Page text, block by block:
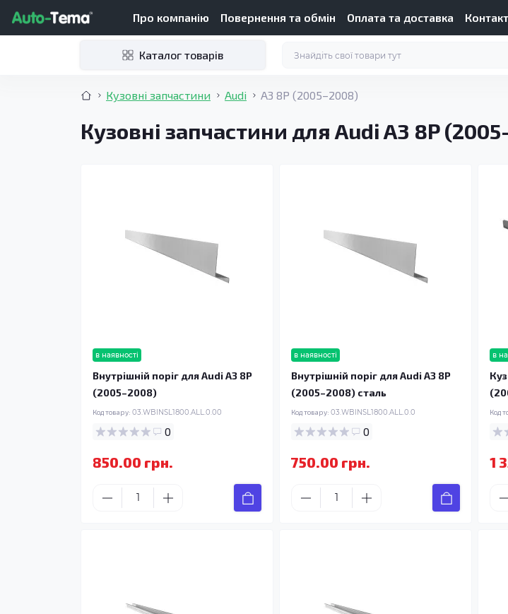
Про компанію Повернення та обмін Оплата та доставка
Каталог товарів
Кузовні запчастини Audi A3 8P (2005–2008)
Кузовні запчастини для Audi A3 8P
в наявності
Внутрішній поріг для Audi A3 8P
(2005–2008)
Код товару: 03.WBINSL1800.ALL.0.00
0
850.00 грн.
в наявності
Внутрішній поріг для Audi A3 8P
(2005–2008) сталь
Код товару: 03.WBINSL1800.ALL.0.0
0
750.00 грн.
в
Код
1